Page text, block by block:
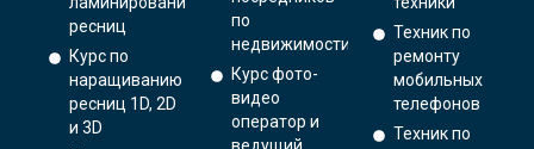
ресниц
Курс по
наращиванию
ресниц 1D, 2D
и 3D
по
недвижимости
Курс фото-
видео
оператор и
Техник по
ремонту
мобильных
телефонов
Техник по